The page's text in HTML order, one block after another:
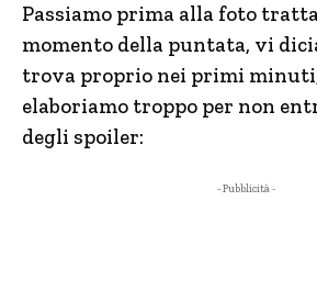
Passiamo prima alla foto
momento della puntata, vi
trova proprio nei primi
elaboriamo troppo per non
degli spoiler:
- Pubblicità -